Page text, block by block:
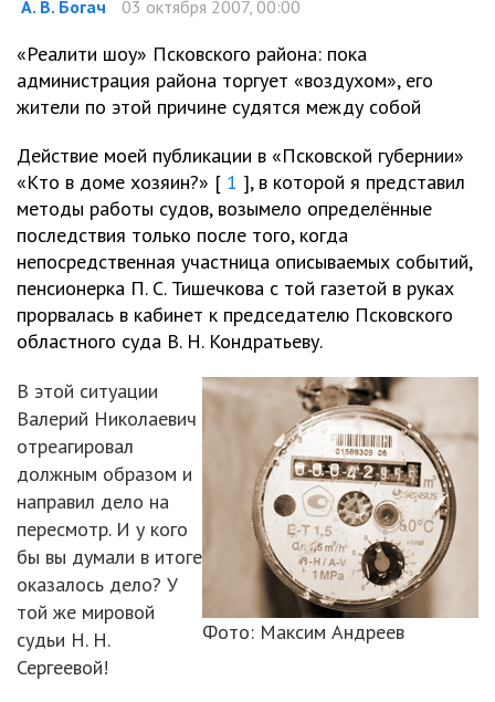
А. В. Богач 03 октября 2007, 00:00
«Реалити шоу» Псковского района: пока
администрация района торгует «воздухом», его
жители по этой причине судятся между собой
Действие моей публикации в «Псковской губернии»
«Кто в доме хозяин?» [ 1 ], в которой я представил
методы работы судов, возымело определённые
последствия только после того, когда
непосредственная участница описываемых событий,
пенсионерка П. С. Тишечкова с той газетой в руках
прорвалась в кабинет к председателю Псковского
областного суда В. Н. Кондратьеву.
Фото: Максим Андреев
В этой ситуации
Валерий Николаевич
отреагировал
должным образом и
направил дело на
пересмотр. И у кого
бы вы думали в итоге
оказалось дело? У
той же мировой
судьи Н. Н.
Сергеевой!